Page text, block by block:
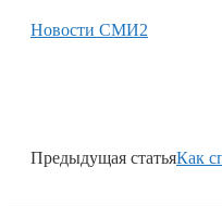
Новости СМИ2
Предыдущая статьяКак